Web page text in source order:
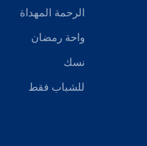
الرحمة المهداة
واحة رمضان
نسك
للشباب فقط